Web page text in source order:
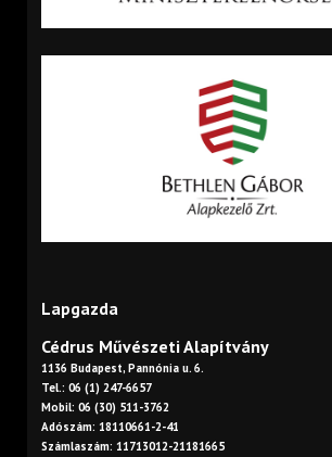
Lapgazda
Cédrus Művészeti Alapítvány
1136 Budapest, Pannónia u. 6.
Tel.: 06 (1) 247-6657
Mobil: 06 (30) 511-3762
Adószám: 18110661-2-41
Számlaszám: 11713012-21181665